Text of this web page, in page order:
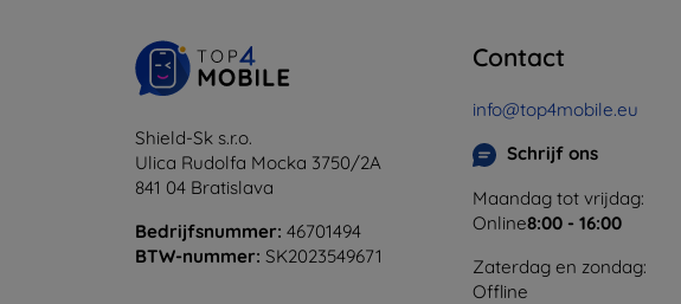
Shield-Sk s.r.o.
Ulica Rudolfa Mocka 3750/2A
841 04 Bratislava
Bedrijfsnummer: 46701494
BTW-nummer: SK2023549671
Contact
info@top4mobile.eu
Schrijf ons
Maandag tot vrijdag:
Online8:00 - 16:00
Zaterdag en zondag:
Offline